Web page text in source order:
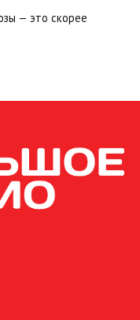
— это скорее